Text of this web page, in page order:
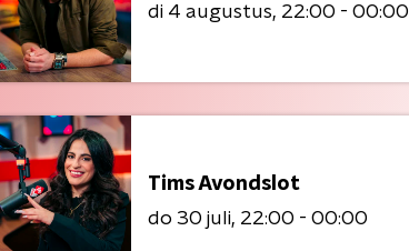
di 4 augustus 22:00 - 00:00
Tims Avondslot
do 30 juli 22:00 - 00:00